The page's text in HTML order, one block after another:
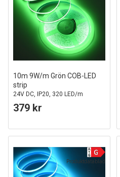
10m 9W/m Grön COB-LED
strip
24V DC, IP20, 320 LED/m
379 kr
Produktdatablad